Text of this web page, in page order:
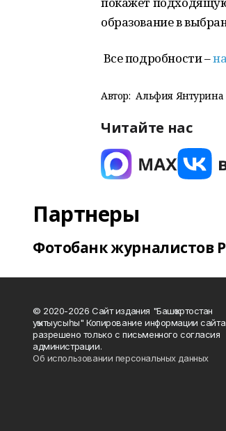
образование в
Все подробности –
Автор: Альфия Янтурина
Читайте нас
Партнеры
Фотобанк журналистов
© 2020-2026 Сайт издания "Башҡортостан
уҡытыусыһы" Копирование информации сайта
разрешено только с письменного согласия
администрации.
Об использовании персональных данных